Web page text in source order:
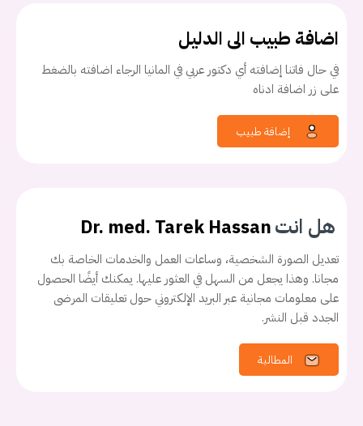
اضافة طبيب الى الدليل
في حال فاتنا إضافته أي دكتور عربي في المانيا الرجاء اضافته بالضغط
على زر اضافة ادناه
هل انتDr. med. Tarek Hassan
تعديل الصورة الشخصية، وساعات العمل والخدمات الخاصة بك
مجانا. وهذا يجعل من السهل في العثور عليها. يمكنك أيضًا الحصول
على معلومات مجانية عبر البريد الإلكتروني حول تعليقات المرضى
الجدد قبل النشر.
المطالبة